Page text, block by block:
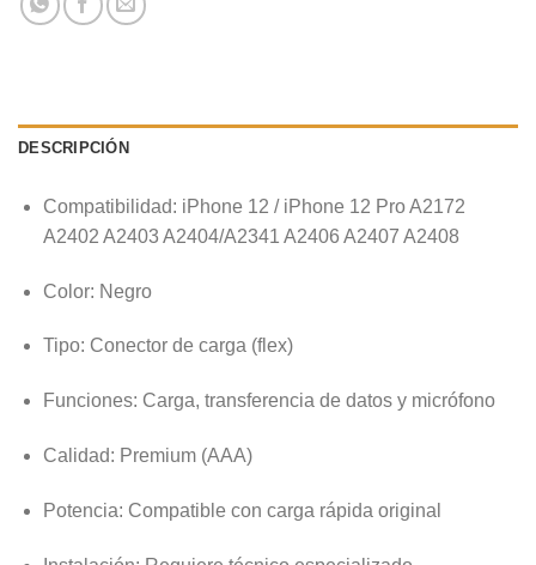
DESCRIPCIÓN
Compatibilidad: iPhone 12 / iPhone 12 Pro A2172
A2402 A2403 A2404/A2341 A2406 A2407 A2408
Color: Negro
Tipo: Conector de carga (flex)
Funciones: Carga, transferencia de datos y micrófono
Calidad: Premium (AAA)
Potencia: Compatible con carga rápida original